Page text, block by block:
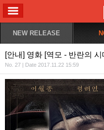
NEW RELEASE
[안내] 영화 [역모 - 반란의
No. 27 | Date 2017.11.22 15:59